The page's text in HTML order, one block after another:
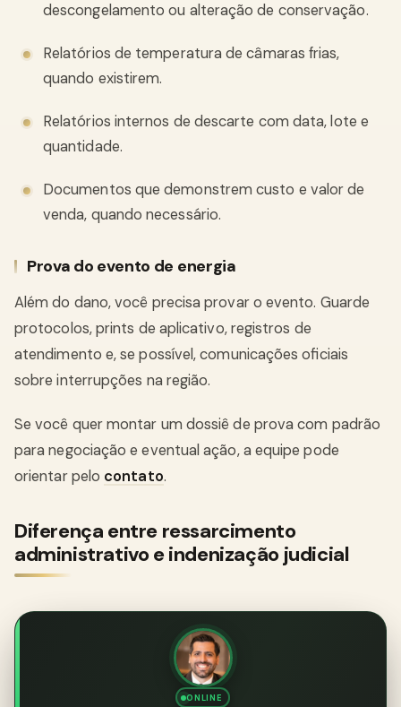
descongelamento ou alteração de conservação.
Relatórios de temperatura de câmaras frias,
quando existirem.
Relatórios internos de descarte com data, lote e
quantidade.
Documentos que demonstrem custo e valor de
venda, quando necessário.
Prova do evento de energia
Além do dano, você precisa provar o evento. Guarde
protocolos, prints de aplicativo, registros de
atendimento e, se possível, comunicações oficiais
sobre interrupções na região.
Se você quer montar um dossiê de prova com padrão
para negociação e eventual ação, a equipe pode
orientar pelo contato.
Diferença entre ressarcimento
administrativo e indenização judicial
ONLINE